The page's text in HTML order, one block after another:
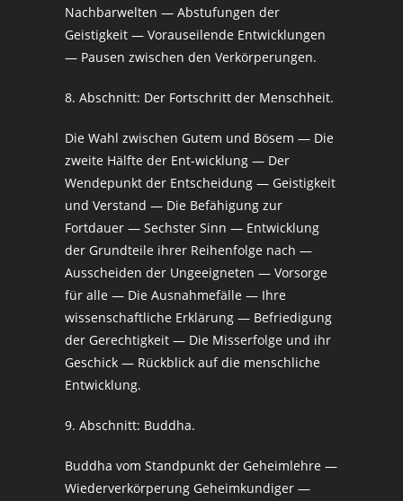
Nachbarwelten — Abstufungen der
Geistigkeit — Vorauseilende Entwicklungen
— Pausen zwischen den Verkörperungen.
8. Abschnitt: Der Fortschritt der Menschheit.
Die Wahl zwischen Gutem und Bösem — Die
zweite Hälfte der Ent-wicklung — Der
Wendepunkt der Entscheidung — Geistigkeit
und Verstand — Die Befähigung zur
Fortdauer — Sechster Sinn — Entwicklung
der Grundteile ihrer Reihenfolge nach —
Ausscheiden der Ungeeigneten — Vorsorge
für alle — Die Ausnahmefälle — Ihre
wissenschaftliche Erklärung — Befriedigung
der Gerechtigkeit — Die Misserfolge und ihr
Geschick — Rückblick auf die menschliche
Entwicklung.
9. Abschnitt: Buddha.
Buddha vom Standpunkt der Geheimlehre —
Wiederverkörperung Geheimkundiger —